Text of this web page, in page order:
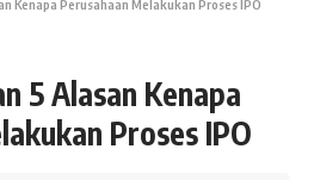
Kenapa Perusahaan Melakukan Proses IPO
5 Alasan Kenapa
Proses IPO